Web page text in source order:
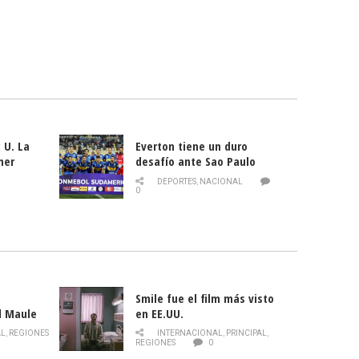
La
Everton tiene un duro
desafío ante Sao Paulo
DEPORTES, NACIONAL
0
Maule
de la
, REGIONES
Smile fue el film más visto
en EE.UU.
INTERNACIONAL, PRINCIPAL,
REGIONES
0